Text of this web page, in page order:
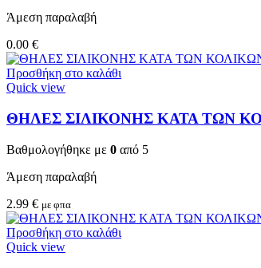
Άμεση παραλαβή
0.00 €
Προσθήκη στο καλάθι
Quick view
ΘΗΛΕΣ ΣΙΛΙΚΟΝΗΣ ΚΑΤΑ ΤΩΝ
Βαθμολογήθηκε με 0 από 5
Άμεση παραλαβή
2.99 € με φπα
Προσθήκη στο καλάθι
Quick view